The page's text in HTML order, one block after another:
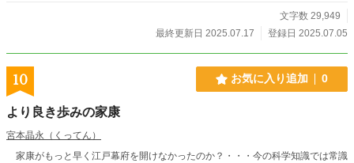
文字数 29,949
最終更新日 2025.07.17
登録日 2025.07.05
10 お気に入り追加 0
より良き歩みの家康
宮本晶永（くってん）
家康がもっと早く江戸幕府を開けなかったのか？・・・今の科学知識では常識